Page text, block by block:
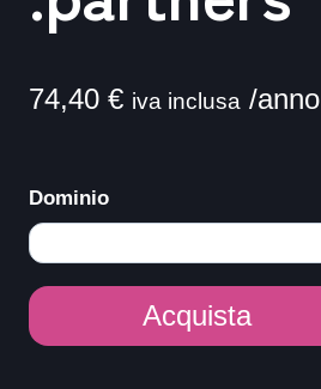
74,40 € iva inclusa /anno
Dominio
Dominio
.partners
Acquista